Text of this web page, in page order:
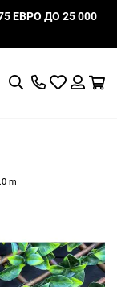
ЕВРО ДО 25 000
ТърсенеМоят
m